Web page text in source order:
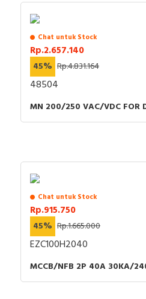
Chat untuk Stock
Rp.2.657.140
45% Rp.4.831.164
48504
MN 200/250 VAC/VDC FOR
Chat untuk Stock
Rp.915.750
45% Rp.1.665.000
EZC100H2040
MCCB/NFB 2P 40A 30KA/